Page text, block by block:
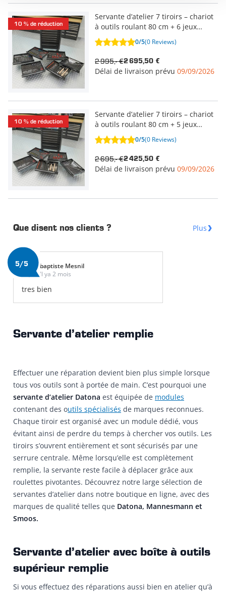
10 % de réduction
Servante d’atelier 7 tiroirs – chariot
à outils roulant 80 cm + 6 jeux
d’outils
0/5(0 Reviews)
2 695,50 €
2 995,- €
Délai de livraison prévu 09/09/2026
10 % de réduction
Servante d’atelier 7 tiroirs – chariot
à outils roulant 80 cm + 5 jeux
d’outils
0/5(0 Reviews)
2 425,50 €
2 695,- €
Délai de livraison prévu 09/09/2026
Que disent nos clients ? Plus
5/5
baptiste Mesnil
Il ya 2 mois
tres bien
Servante d’atelier remplie
Effectuer une réparation devient bien plus simple lorsque
tous vos outils sont à portée de main. C’est pourquoi une
servante d’atelier Datona est équipée de modules
contenant des outils spécialisés de marques reconnues.
Chaque tiroir est organisé avec un module dédié, vous
évitant ainsi de perdre du temps à chercher vos outils. Les
tiroirs s’ouvrent entièrement et sont sécurisés par une
serrure centrale. Même lorsqu’elle est complètement
remplie, la servante reste facile à déplacer grâce aux
roulettes pivotantes. Découvrez notre large sélection de
servantes d’atelier dans notre boutique en ligne, avec des
marques de qualité telles que Datona, Mannesmann et
Smoos.
Servante d’atelier avec boîte à outils
supérieur remplie
Si vous effectuez des réparations aussi bien en atelier qu’à